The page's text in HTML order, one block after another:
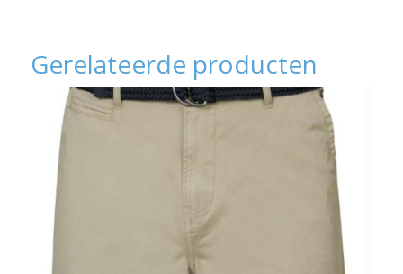
Gerelateerde producten